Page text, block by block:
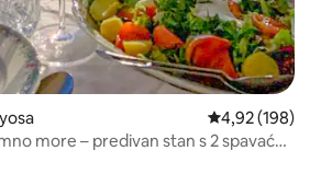
Prosječna
4,92 (198)
more – predivan stan s 2 spavaće